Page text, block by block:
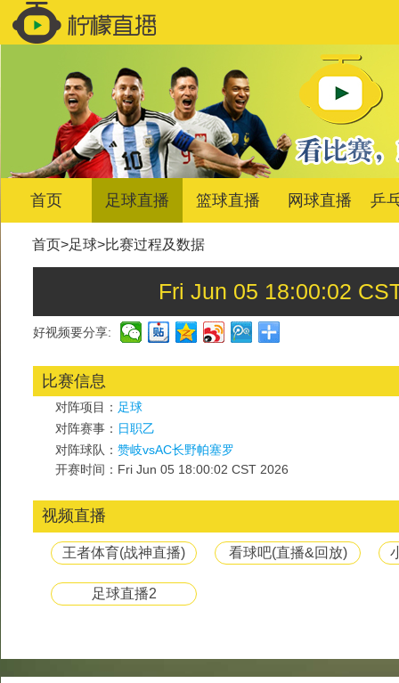
首页 足球直播 篮球直播 网球直播 乒
首页>足球>比赛过程及数据
Fri Jun 05 18:00:02
好视频要分享:
比赛信息
对阵项目： 足球
对阵赛事： 日职乙
对阵球队： 赞岐vsAC长野帕塞罗
开赛时间：Fri Jun 05 18:00:02 CST 2026
视频直播
王者体育(战神直播) 看球吧(直播&回放)
足球直播2